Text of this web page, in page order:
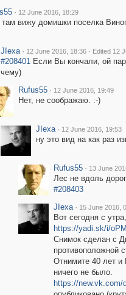
· 12 June 2016, 18:29
вижу домишки поселка
JIexa · 12 June 2016, 18:36 · Edited 12
#208401Если Вы кончали, ой
чему)
Rufus55 · 12 June 2016, 19:49
Нет, не соображаю. :-)
JIexa · 12 June 2016, 19:53
ну это вид на как раз
Rufus55 · 13 June
Лес не вдоль
#208403
JIexa · 15 June 2016,
Вот сегодня с
https://yadi.sk/i/
Снимок сделан с
противоположной
Отнимите 40 лет и
ничего не было.
https://new.vk.com/